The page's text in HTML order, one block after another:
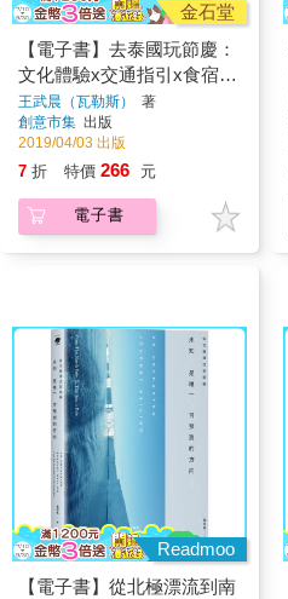
金石堂
【電子書】去泰國玩節慶：
文化體驗x交通指引x食宿旅
規劃，微笑國度一年12個月
都有主題慶典可以玩！
王武晨（瓦勒斯）
著
創意市集 出版
2019/04/03 出版
7 折 特價 266 元
電子書
Readmoo
【電子書】從北極漂流到南